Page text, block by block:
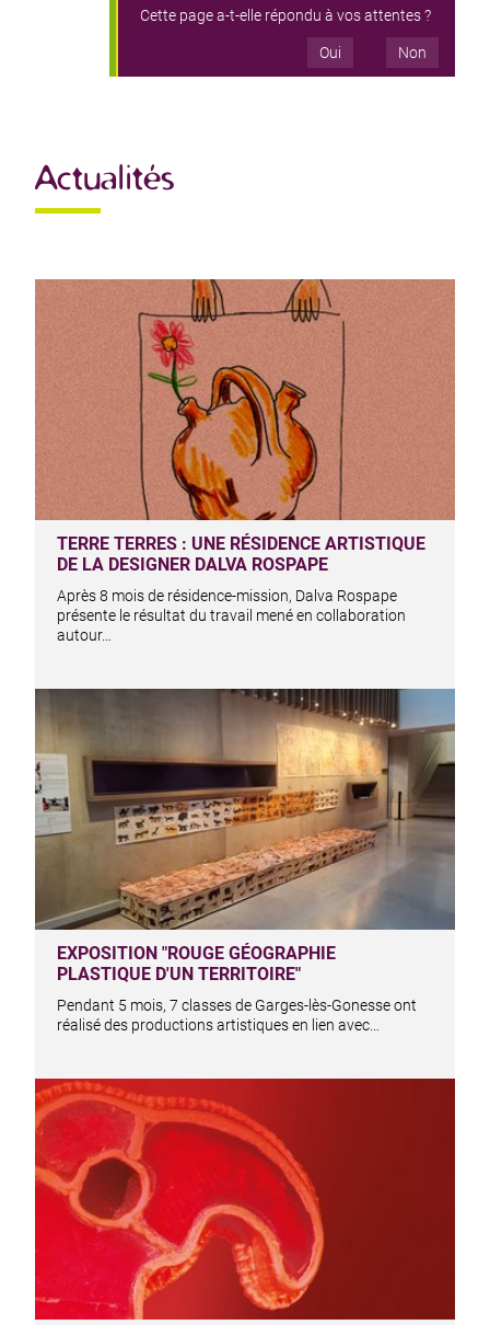
Cette page a-t-elle répondu à vos attentes ?
Non
Oui
Actualités
TERRE TERRES : UNE RÉSIDENCE ARTISTIQUE
DE LA DESIGNER DALVA ROSPAPE
Après 8 mois de résidence-mission, Dalva Rospape
présente le résultat du travail mené en collaboration
autour…
EXPOSITION "ROUGE GÉOGRAPHIE
PLASTIQUE D'UN TERRITOIRE"
Pendant 5 mois, 7 classes de Garges-lès-Gonesse ont
réalisé des productions artistiques en lien avec…